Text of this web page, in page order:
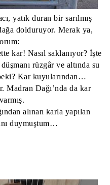
yatık duran bir sarılmış
dolduruyor. Merak ya,
kar! Nasıl saklanıyor? İşte
rüzgâr ve altında su
Kar kuyularından…
Madran Dağı’nda da kar
alınan karla yapılan
duymuştum…